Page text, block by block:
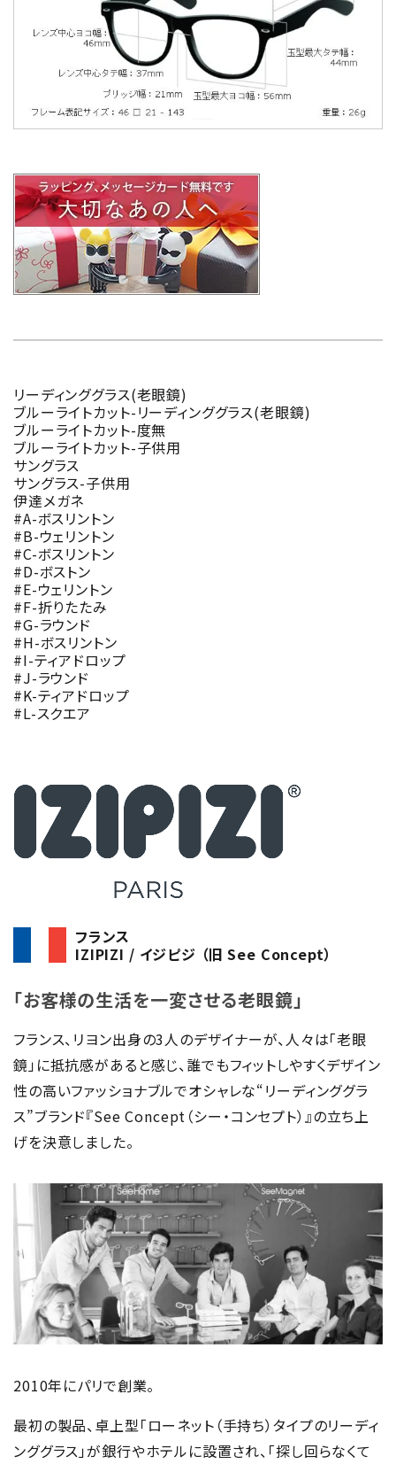
リーディンググラス(老眼鏡)
ブルーライトカット-リーディンググラス(老眼鏡)
ブルーライトカット-度無
ブルーライトカット-子供用
サングラス
サングラス-子供用
伊達メガネ
#A-ボスリントン
#B-ウェリントン
#C-ボスリントン
#D-ボストン
#E-ウェリントン
#F-折りたたみ
#G-ラウンド
#H-ボスリントン
#I-ティアドロップ
#J-ラウンド
#K-ティアドロップ
#L-スクエア
フランス
IZIPIZI / イジピジ （旧 See Concept）
「お客様の生活を一変させる老眼鏡」
フランス、リヨン出身の3人のデザイナーが、人々は「老眼
鏡」に抵抗感があると感じ、誰でもフィットしやすくデザイン
性の高いファッショナブルでオシャレな“リーディンググラ
ス”ブランド『See Concept（シー・コンセプト）』の立ち上
げを決意しました。
2010年にパリで創業。
最初の製品、卓上型「ローネット（手持ち）タイプのリーディ
ンググラス」が銀行やホテルに設置され、「探し回らなくて